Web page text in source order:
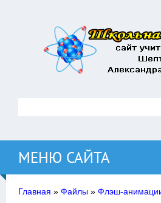
МЕНЮ САЙТА
Главная » Файлы » Флэш-